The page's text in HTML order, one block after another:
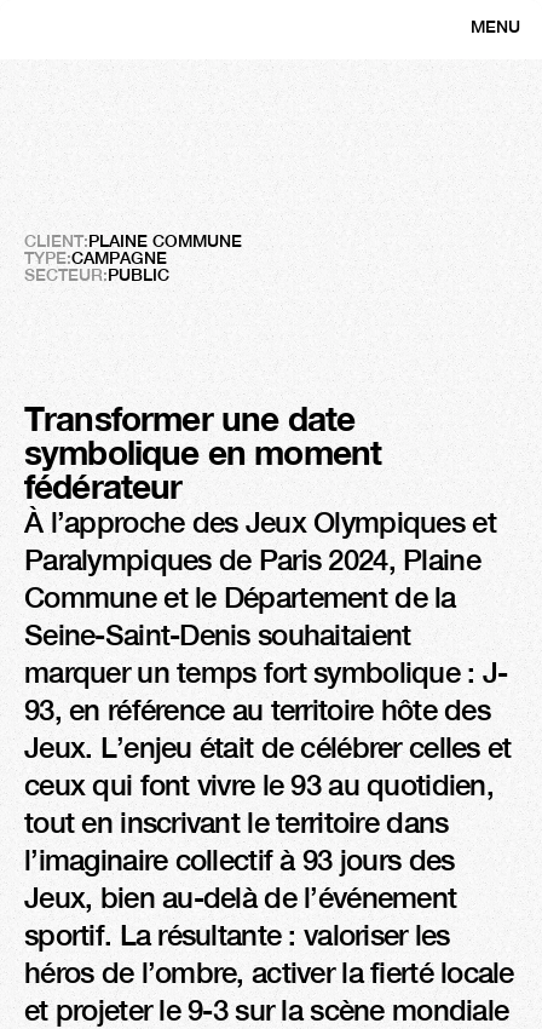
MENU
Plaine Commune
Faire résonner un
territoire
sur la scène mondiale
CLIENT:PLAINE COMMUNE
TYPE:CAMPAGNE
SECTEUR:PUBLIC
Transformer une date
symbolique en moment
fédérateur
À l’approche des Jeux Olympiques et
Paralympiques de Paris 2024, Plaine
Commune et le Département de la
Seine-Saint-Denis souhaitaient
marquer un temps fort symbolique : J-
93, en référence au territoire hôte des
Jeux. L’enjeu était de célébrer celles et
ceux qui font vivre le 93 au quotidien,
tout en inscrivant le territoire dans
l’imaginaire collectif à 93 jours des
Jeux, bien au-delà de l’événement
sportif. La résultante : valoriser les
héros de l’ombre, activer la fierté locale
et projeter le 9-3 sur la scène mondiale